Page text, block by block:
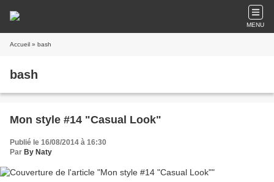
MENU
Accueil » bash
bash
Mon style #14 "Casual Look"
Publié le 16/08/2014 à 16:30
Par By Naty